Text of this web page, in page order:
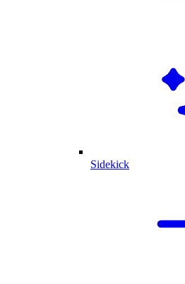
Sidekick